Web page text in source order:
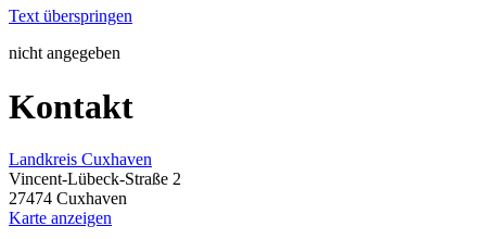
Text überspringen
nicht angegeben
Kontakt
Landkreis Cuxhaven
Vincent-Lübeck-Straße 2
27474 Cuxhaven
Karte anzeigen